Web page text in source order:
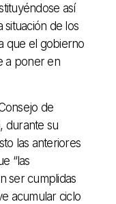
así
de los
que el gobierno
a poner en
de
durante su
las anteriores
“las
ser cumplidas
acumular ciclo